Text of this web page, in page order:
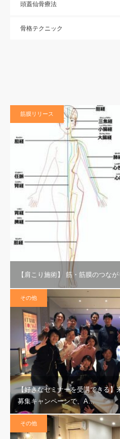
頭蓋仙骨療法
骨格テクニック
筋膜リリース
【肩こり施術】 筋・筋膜のつな
その他
【好きなセミナーを受講できる】
募集キャンペーンで、A…
その他